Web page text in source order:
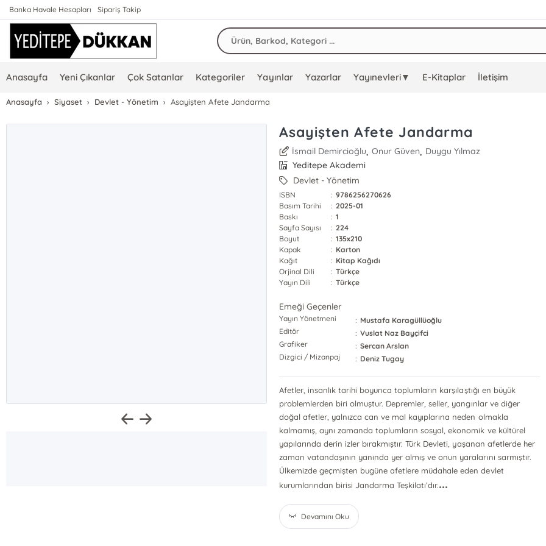
Banka Havale Hesapları Sipariş Takip
Anasayfa Yeni Çıkanlar Çok Satanlar Kategoriler Yayınlar Yazarlar Yayınevleri▼ E-Kitaplar İletişim
Anasayfa Siyaset Devlet - Yönetim Asayişten Afete Jandarma
Asayişten Afete Jandarma
İsmail Demircioğlu, Onur Güven, Duygu Yılmaz
Yeditepe Akademi
Devlet - Yönetim
ISBN : 9786256270626
Basım Tarihi
: 2025-01
Baskı
: 1
Sayfa Sayısı
: 224
Boyut
: 135x210
Kapak
: Karton
Kağıt
: Kitap Kağıdı
Orjinal Dili
: Türkçe
Yayın Dili
: Türkçe
Emeği Geçenler
Yayın Yönetmeni : Mustafa Karagüllüoğlu
Editör
: Vuslat Naz Bayçifci
Grafiker
: Sercan Arslan
Dizgici / Mizanpaj
: Deniz Tugay
Afetler, insanlık tarihi boyunca toplumların karşılaştığı en büyük
problemlerden biri olmuştur. Depremler, seller, yangınlar ve diğer
doğal afetler, yalnızca can ve mal kayıplarına neden olmakla
kalmamış, aynı zamanda toplumların sosyal, ekonomik ve kültürel
yapılarında derin izler bırakmıştır. Türk Devleti, yaşanan afetlerde her
zaman vatandaşının yanında yer almış ve onun yaralarını sarmıştır.
Ülkemizde geçmişten bugüne afetlere müdahale eden devlet
kurumlarından birisi Jandarma Teşkilatı’dır....
Devamını Oku